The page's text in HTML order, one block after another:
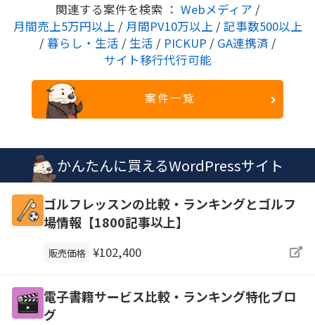
関連する案件を検索 ： Webメディア /
月間売上5万円以上 / 月間PV10万以上 / 記事数500以上
/ 暮らし・生活 / 生活 / PICKUP / GA連携済 /
サイト移行代行可能
案件一覧
かんたんに買えるWordPressサイト
ゴルフレッスンの比較・ランキングとゴルフ
場情報【1800記事以上】
販売価格 ¥102,400
電子書籍サービス比較・ランキング特化ブロ
グ